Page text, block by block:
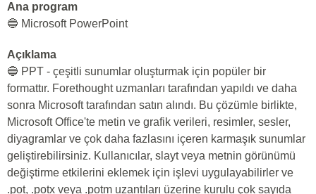
Ana program
🔵 Microsoft PowerPoint
Açıklama
🔵 PPT - çeşitli sunumlar oluşturmak için popüler bir
formattır. Forethought uzmanları tarafından yapıldı ve daha
sonra Microsoft tarafından satın alındı. Bu çözümle birlikte,
Microsoft Office'te metin ve grafik verileri, resimler, sesler,
diyagramlar ve çok daha fazlasını içeren karmaşık sunumlar
geliştirebilirsiniz. Kullanıcılar, slayt veya metnin görünümü
değiştirme etkilerini eklemek için işlevi uygulayabilirler ve
.pot, .potx veya .potm uzantıları üzerine kurulu çok sayıda